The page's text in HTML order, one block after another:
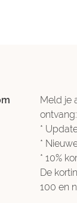
Meld je
ontvang:
*
*
* 10%
De
100 en